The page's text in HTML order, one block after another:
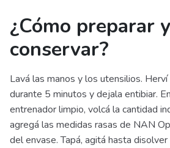
¿Cómo preparar y
conservar?
Lavá las manos y los utensilios.
durante 5 minutos y dejala entibiar.
entrenador limpio, volcá la cantidad
agregá las medidas rasas de NAN
del envase. Tapá, agitá hasta